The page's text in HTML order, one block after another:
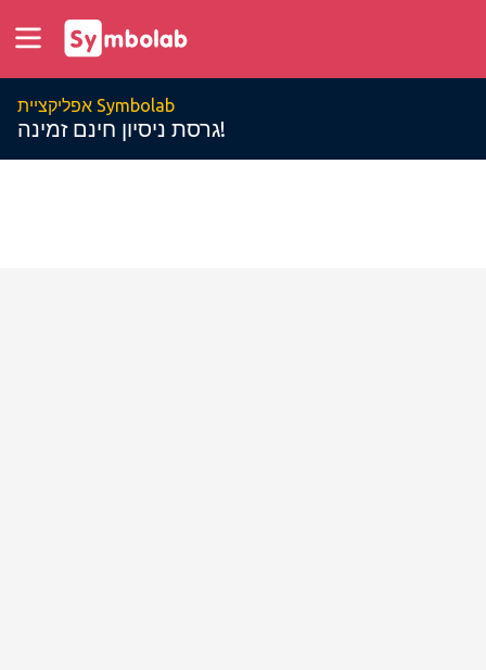
אפליקציית Symbolab
גרסת ניסיון חינם זמינה!